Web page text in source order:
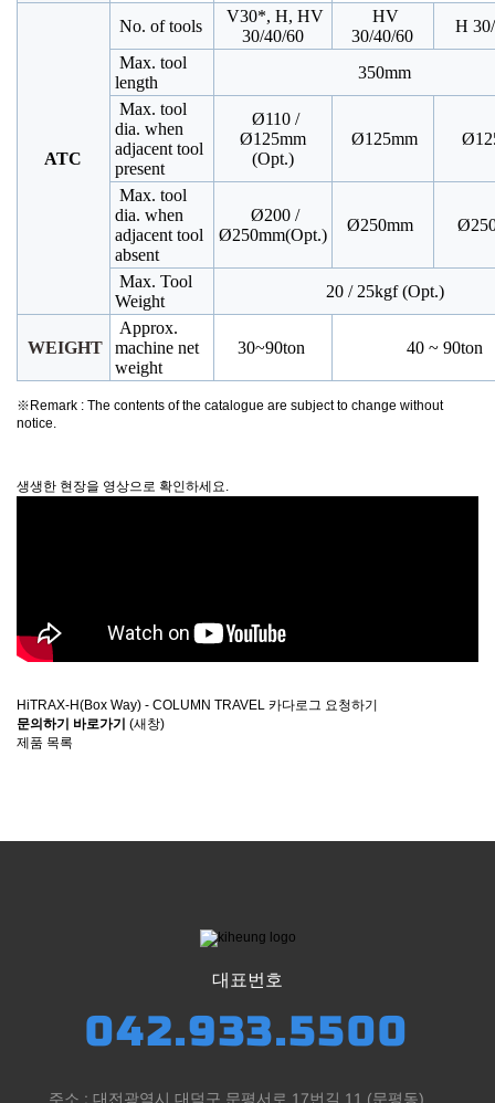
ATC
No. of tools
V30*, H, HV
30/40/60
HV
30/40/60
H
Max. tool
length
350mm
Max. tool
dia. when
adjacent tool
present
Ø110 /
Ø125mm
(Opt.)
Ø125mm
Max. tool
dia. when
adjacent tool
absent
Ø200 /
Ø250mm(Opt.)
Ø250mm
Max. Tool
Weight
20 / 25kgf (Opt.)
WEIGHT
Approx.
machine net
weight
30~90ton 40 ~ 90ton
※Remark : The contents of the catalogue are subject to change without
notice.
생생한 현장을 영상으로 확인하세요.
HiTRAX-H(Box Way) - COLUMN TRAVEL 카다로그 요청하기
문의하기 바로가기 (새창)
제품 목록
대표번호
042.933.5500
주소 : 대전광역시 대덕구 문평서로 17번길 11 (문평동)